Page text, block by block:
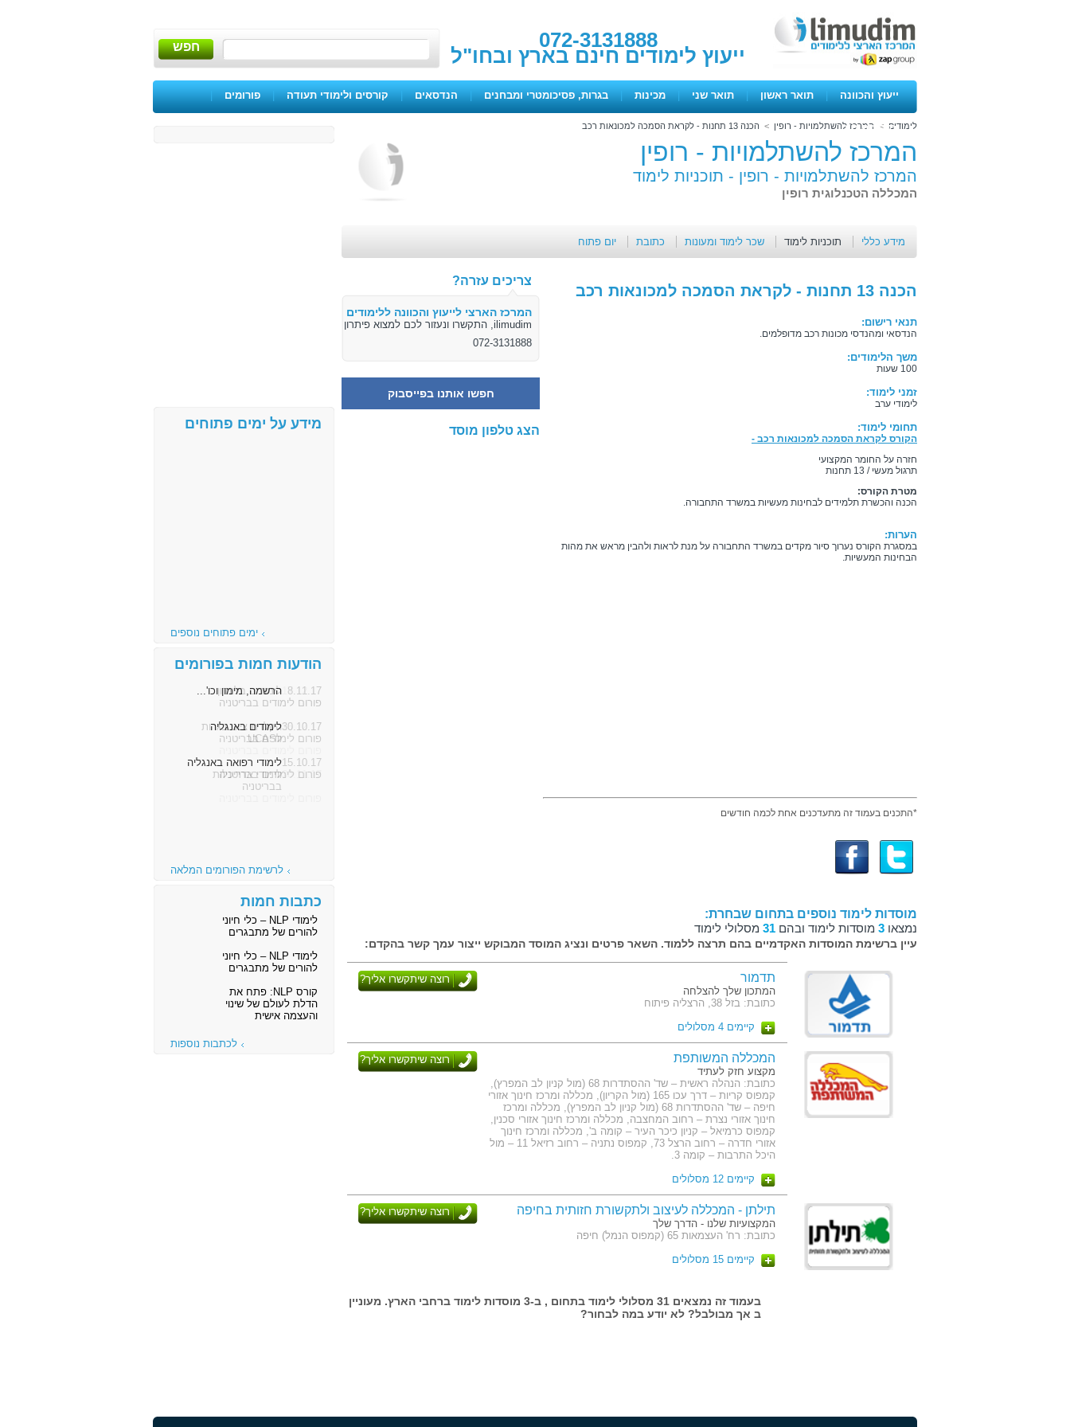
072-3131888
ייעוץ לימודים חינם בארץ ובחו"ל חפש
ייעוץ והכוונה | תואר ראשון | תואר שני | מכינות | בגרות, פסיכומטרי ומבחנים | הנדסאים | קורסים ולימודי תעודה | פורומים |
ימים פתוחיםלימודים > המרכז להשתלמויות - רופין > הכנה 13 תחנות - לקראת הסמכה למכונאות רכב
המרכז להשתלמויות - רופין
המרכז להשתלמויות - רופין - תוכניות לימוד
המכללה הטכנלוגית רופין
מידע כללי תוכניות לימוד שכר לימוד ומעונות כתובת יום פתוח
צריכים עזרה?
המרכז הארצי לייעוץ והכוונה ללימודים
ilimudim, התקשרו ונעזור לכם למצוא פיתרון
072-3131888
חפשו אותנו בפייסבוק
הצג טלפון מוסד
הכנה 13 תחנות - לקראת הסמכה למכונאות רכב
תנאי רישום:
הנדסאי ומהנדסי מכונות רכב מדופלמים.
משך הלימודים:
100 שעות
זמני לימוד:
לימודי ערב
תחומי לימוד:
הקורס לקראת הסמכה למכונאות רכב -
חזרה על החומר המקצועי
תרגול מעשי / 13 תחנות
מטרת הקורס:
הכנה והכשרת תלמידים לבחינות מעשיות במשרד התחבורה.
הערות:
במסגרת הקורס נערוך סיור מקדים במשרד התחבורה על מנת לראות ולהבין מראש את מהות
הבחינות המעשיות.
*התכנים בעמוד זה מתעדכנים אחת לכמה חודשים
מוסדות לימוד נוספים בתחום שבחרת:
נמצאו 3 מוסדות לימוד ובהם 31 מסלולי לימוד
עיין ברשימת המוסדות האקדמיים בהם תרצה ללמוד. השאר פרטים ונציג המוסד המבוקש ייצור עמך קשר בהקדם:
תדמור
המתכון שלך להצלחה
כתובת: בזל 38, הרצליה פיתוח
רוצה שיתקשרו אליך?
קיימים 4 מסלולים
המכללה המשותפת
מקצוע חזק לעתיד
כתובת: הנהלה ראשית – שד' ההסתדרות 68 (מול קניון לב המפרץ),
קמפוס קריות – דרך עכו 165 (מול הקריון), מכללה ומרכז חינוך אזורי
חיפה – שד' ההסתדרות 68 (מול קניון לב המפרץ), מכללה ומרכז
חינוך אזורי נצרת – רחוב המחצבה, מכללה ומרכז חינוך אזורי סכנין,
קמפוס כרמיאל – קניון כיכר העיר – קומה ב', מכללה ומרכז חינוך
אזורי חדרה – רחוב הרצל 73, קמפוס נתניה – רחוב רזיאל 11 – מול
היכל התרבות – קומה 3.
רוצה שיתקשרו אליך?
קיימים 12 מסלולים
תילתן - המכללה לעיצוב ולתקשורת חזותית בחיפה
המקצועיות שלנו - הדרך שלך
כתובת: רח' העצמאות 65 (קמפוס הנמל) חיפה
רוצה שיתקשרו אליך?
קיימים 15 מסלולים
בעמוד זה נמצאים 31 מסלולי לימוד בתחום , ב-3 מוסדות לימוד ברחבי הארץ. מעוניין
ב אך מבולבל? לא יודע במה לבחור?
מידע על ימים פתוחים
ימים פתוחים נוספים
הודעות חמות בפורומים
8.11.17 הרשמה, מימון וכו'...
פורום לימודים בבריטניה
30.10.17לימודים באנגליה
פורום לימודים בבריטניה
15.10.17לימודי רפואה באנגליה
פורום לימודים בבריטניה
לרשימת הפורומים המלאה
כתבות חמות
לימודי NLP – כלי חיוני
להורים של מתבגרים
לימודי NLP – כלי חיוני
להורים של מתבגרים
קורס NLP: פתח את
הדלת לעולם של שינוי
והעצמה אישית
לכתבות נוספות